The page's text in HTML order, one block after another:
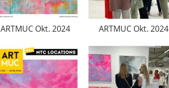
ARTMUC Okt. 2024 ARTMUC Okt. 2024